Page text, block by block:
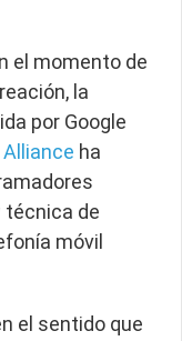
el momento de
la
por Google
ha
técnica de
móvil
el sentido que